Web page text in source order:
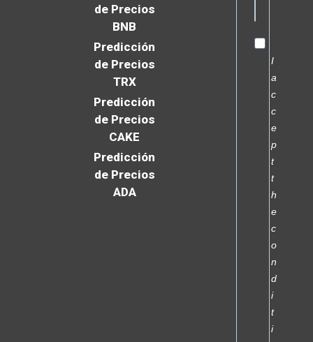
de Precios
BNB
Predicción
de Precios
TRX
Predicción
de Precios
CAKE
Predicción
de Precios
ADA
I
a
c
c
e
p
t
t
h
e
c
o
n
d
i
t
i